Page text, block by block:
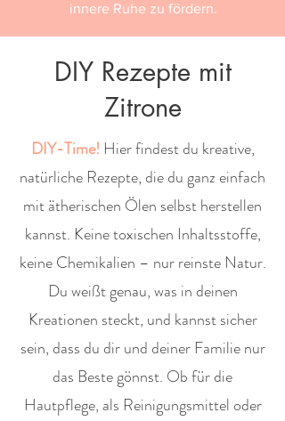
innere Ruhe zu fördern.
DIY Rezepte mit
Zitrone
DIY-Time! Hier findest du kreative,
natürliche Rezepte, die du ganz einfach
mit ätherischen Ölen selbst herstellen
kannst. Keine toxischen Inhaltsstoffe,
keine Chemikalien – nur reinste Natur.
Du weißt genau, was in deinen
Kreationen steckt, und kannst sicher
sein, dass du dir und deiner Familie nur
das Beste gönnst. Ob für die
Hautpflege, als Reinigungsmittel oder